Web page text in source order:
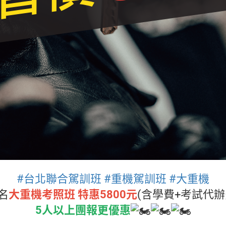
#台北聯合駕訓班 #重機駕訓班 #大重機
大重機考照班 特惠5800元(含學費+考試代
5人以上團報更優惠